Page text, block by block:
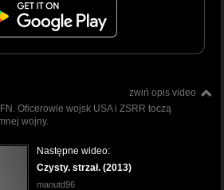
zwiń opis video
Oficerowie wojsk USA i ZSRR toczą
wojny.
Następne wideo:
Czysty. strzał. (2013)
manutd96